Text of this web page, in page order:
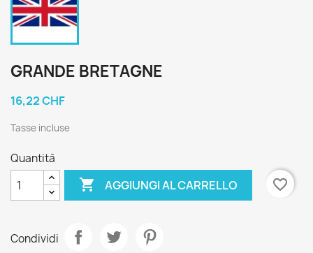
GRANDE BRETAGNE
16,22 CHF
Tasse incluse
Quantità
 AGGIUNGI AL CARRELLO favorite_border
Condividi